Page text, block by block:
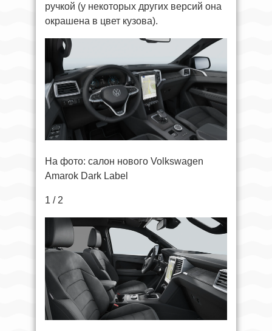
ручкой (у некоторых других версий она
окрашена в цвет кузова).
На фото: салон нового Volkswagen
Amarok Dark Label
1 / 2